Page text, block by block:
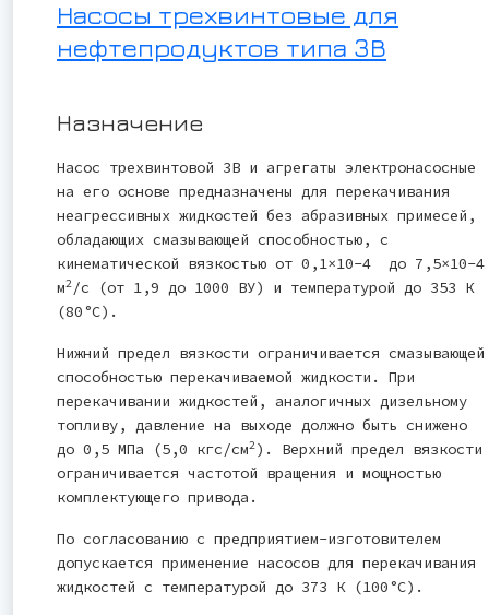
Насосы трехвинтовые для
нефтепродуктов типа 3В
Назначение
Насос трехвинтовой 3В и агрегаты электронасосные
на его основе предназначены для перекачивания
неагрессивных жидкостей без абразивных примесей,
обладающих смазывающей способностью, с
кинематической вязкостью от 0,1×10-4 до 7,5×10-4
м2 /с (от 1,9 до 1000 ВУ) и температурой до 353 К
(80°С).
Нижний предел вязкости ограничивается смазывающей
способностью перекачиваемой жидкости. При
перекачивании жидкостей, аналогичных дизельному
топливу, давление на выходе должно быть снижено
до 0,5 МПа (5,0 кгс/см2 ). Верхний предел вязкости
ограничивается частотой вращения и мощностью
комплектующего привода.
По согласованию с предприятием-изготовителем
допускается применение насосов для перекачивания
жидкостей с температурой до 373 К (100°С).